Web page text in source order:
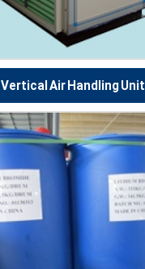
Vertical Air Handling Unit